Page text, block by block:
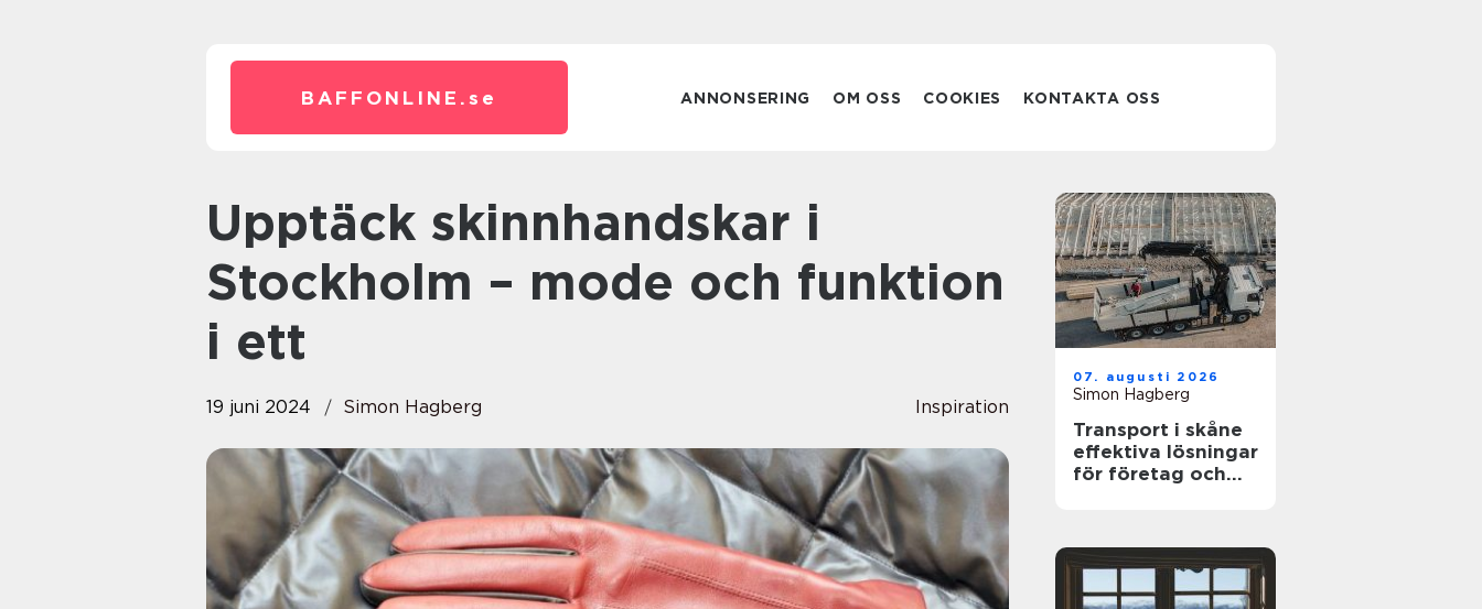
BAFFONLINE. se ANNONSERING OM OSS COOKIES KONTAKTA OSS
Upptäck skinnhandskar i
Stockholm – mode och funktion
i ett
19 juni 2024 Simon Hagberg Inspiration
07. augusti 2026
Simon Hagberg
Transport i skåne
effektiva lösningar
för företag och